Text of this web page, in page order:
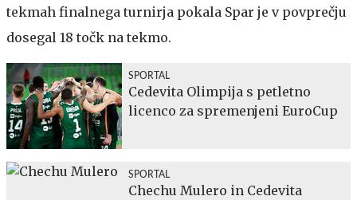
tekmah finalnega turnirja pokala Spar je v povprečju
dosegal 18 točk na tekmo.
SPORTAL
Cedevita Olimpija s petletno
licenco za spremenjeni EuroCup
SPORTAL
Chechu Mulero in Cedevita